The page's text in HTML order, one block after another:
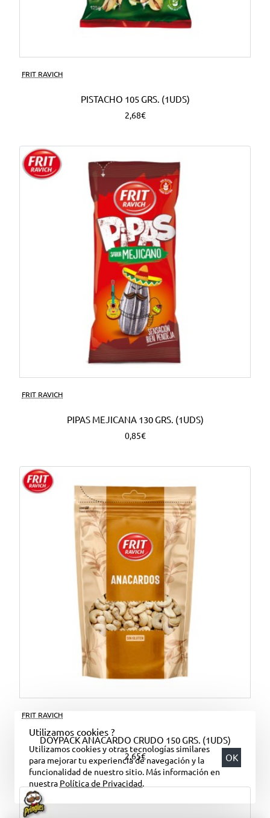
Utilizamos cookies ?
Utilizamos cookies y otras tecnologías similares
para mejorar tu experiencia de navegación y la
funcionalidad de nuestro sitio. Más información en
nuestra Política de Privacidad.
OK
FRIT RAVICH
PISTACHO 105 GRS. (1UDS)
2,68€
FRIT RAVICH
PIPAS MEJICANA 130 GRS. (1UDS)
0,85€
FRIT RAVICH
DOYPACK ANACARDO CRUDO 150 GRS. (1UDS)
2,65€